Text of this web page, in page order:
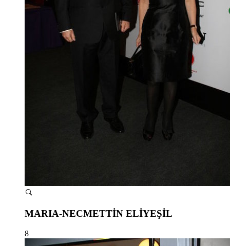
MARIA-NECMETTİN ELİYEŞİL
8